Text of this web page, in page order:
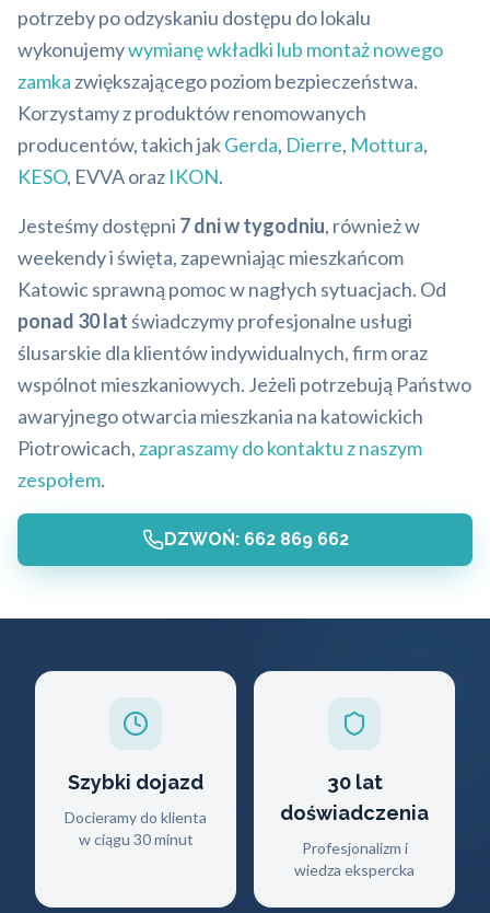
potrzeby po odzyskaniu dostępu do lokalu
wykonujemywymianę wkładki lub montaż nowego
zamka zwiększającego poziom bezpieczeństwa.
Korzystamy z produktów renomowanych
producentów, takich jakGerda, Dierre, Mottura,
KESO, EVVA oraz IKON.
Jesteśmy dostępni 7 dni w tygodniu, również w
weekendy i święta, zapewniając mieszkańcom
Katowic sprawną pomoc w nagłych sytuacjach. Od
ponad 30 latświadczymy profesjonalne usługi
ślusarskie dla klientów indywidualnych, firm oraz
wspólnot mieszkaniowych. Jeżeli potrzebują Państwo
awaryjnego otwarcia mieszkania na katowickich
Piotrowicach, zapraszamy do kontaktu z naszym
zespołem.
DZWOŃ: 662 869 662
Szybki dojazd
Docieramy do klienta
w ciągu 30 minut
30 lat
doświadczenia
Profesjonalizm i
wiedza ekspercka